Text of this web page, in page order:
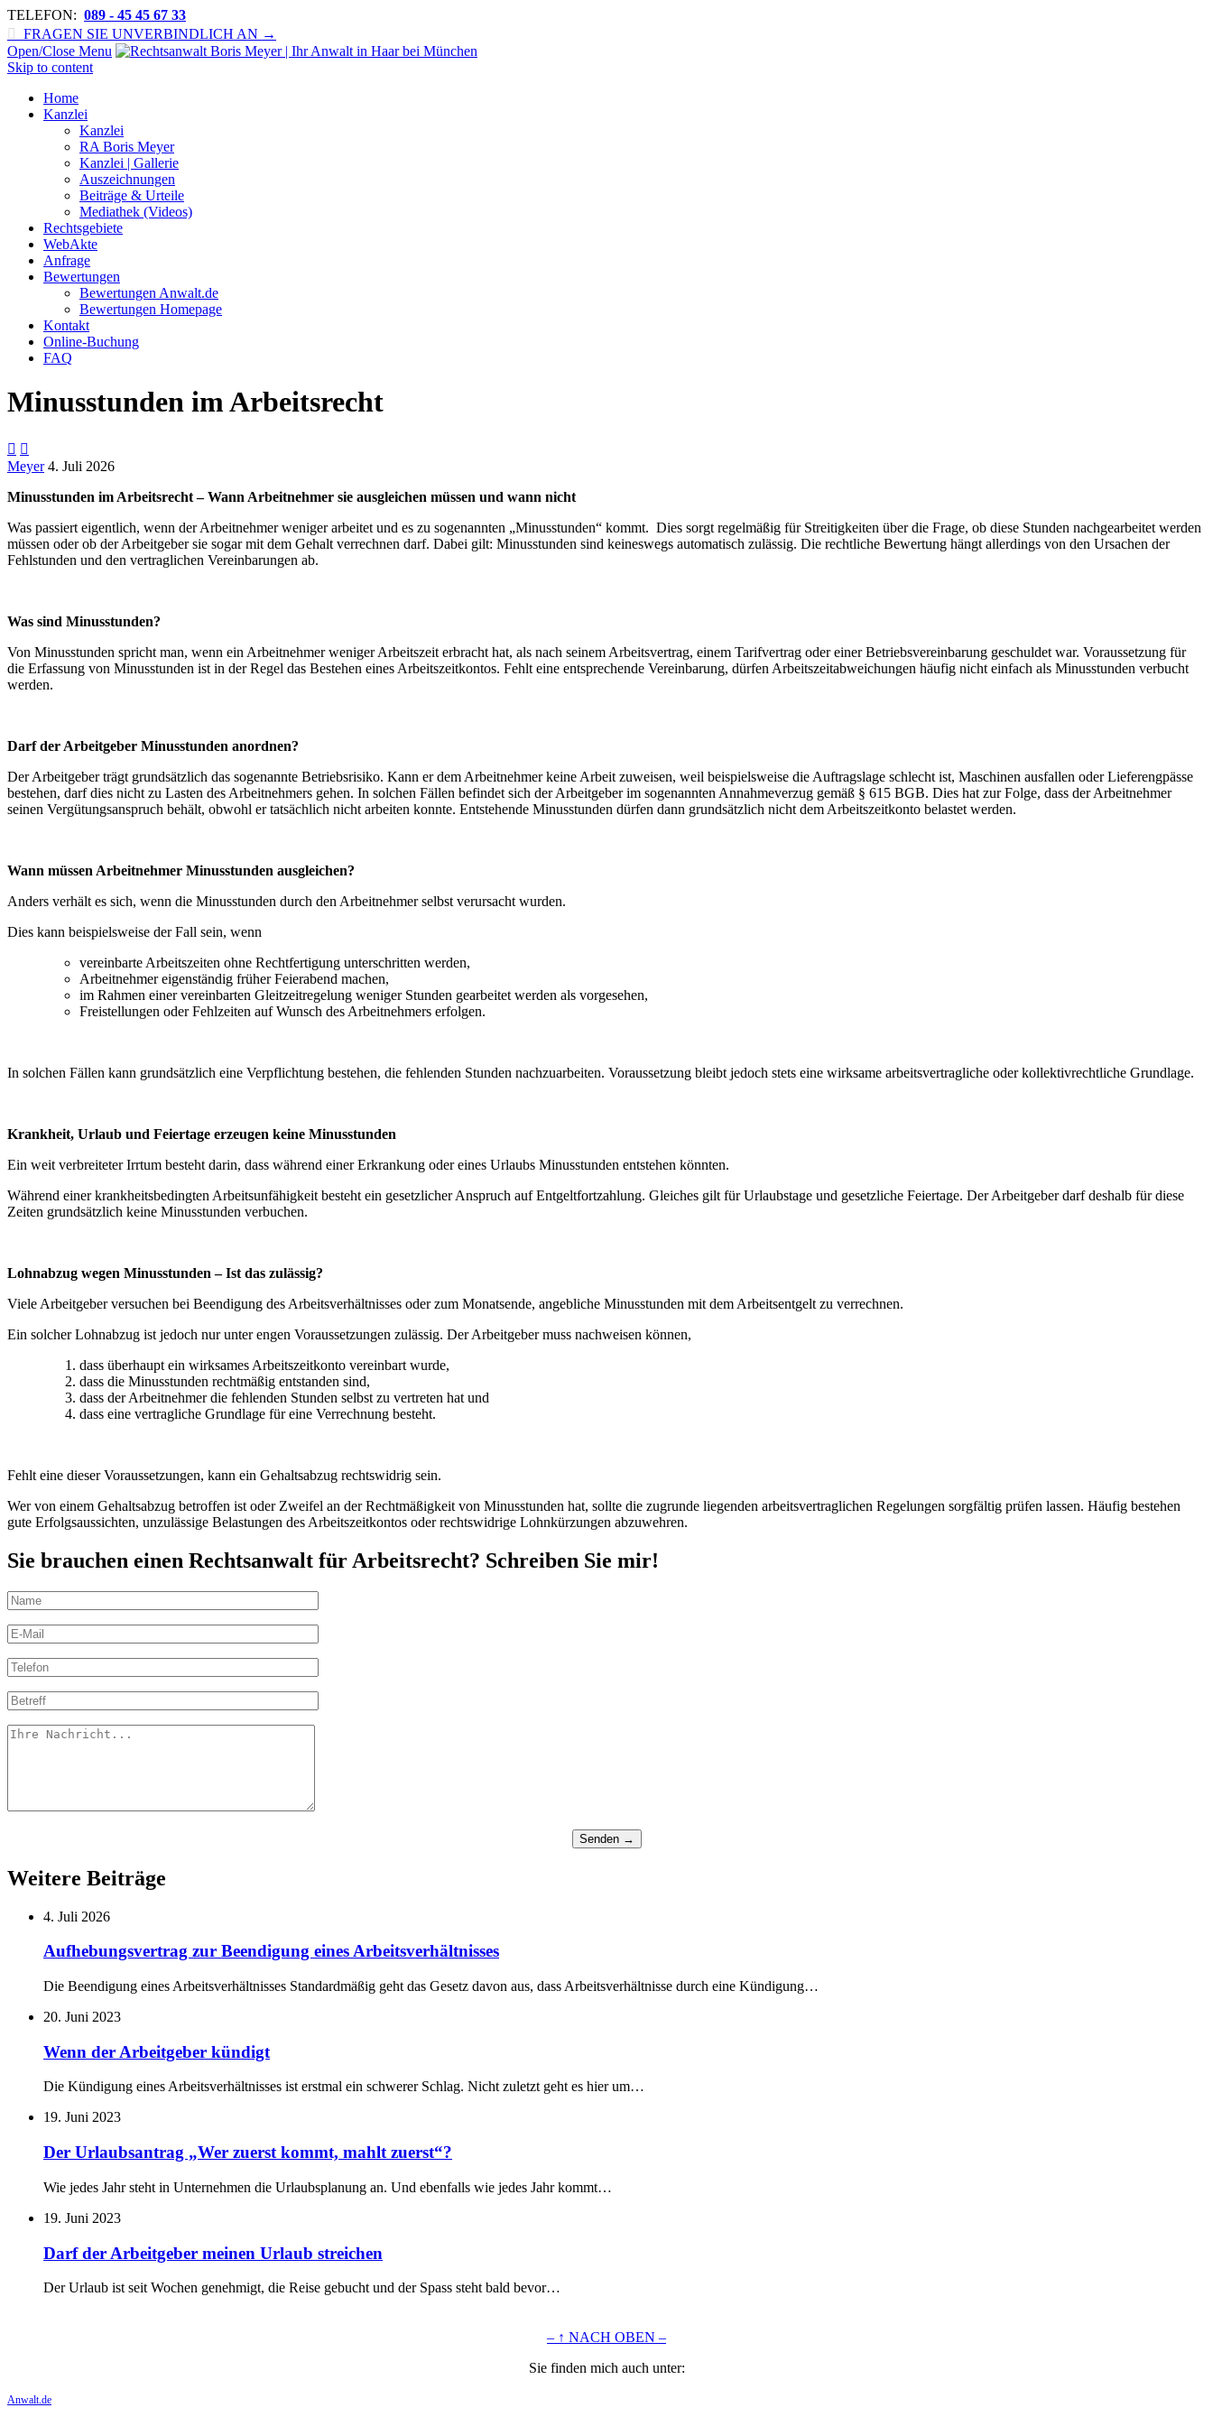
TELEFON: 089 - 45 45 67 33

FRAGEN SIE UNVERBINDLICH AN →
Open/Close Menu
Skip to content
Home
Kanzlei
Kanzlei
RA Boris Meyer
Kanzlei | Gallerie
Auszeichnungen
Beiträge & Urteile
Mediathek (Videos)
Rechtsgebiete
WebAkte
Anfrage
Bewertungen
Bewertungen Anwalt.de
Bewertungen Homepage
Kontakt
Online-Buchung
FAQ
Minusstunden im Arbeitsrecht
 
Meyer 4. Juli 2026
Minusstunden im Arbeitsrecht – Wann Arbeitnehmer sie ausgleichen müssen und wann nicht
Was passiert eigentlich, wenn der Arbeitnehmer weniger arbeitet und es zu sogenannten „Minusstunden“ kommt. Dies sorgt regelmäßig für Streitigkeiten über die Frage, ob diese Stunden nachgearbeitet werden
müssen oder ob der Arbeitgeber sie sogar mit dem Gehalt verrechnen darf. Dabei gilt: Minusstunden sind keineswegs automatisch zulässig. Die rechtliche Bewertung hängt allerdings von den Ursachen der
Fehlstunden und den vertraglichen Vereinbarungen ab.
Was sind Minusstunden?
Von Minusstunden spricht man, wenn ein Arbeitnehmer weniger Arbeitszeit erbracht hat, als nach seinem Arbeitsvertrag, einem Tarifvertrag oder einer Betriebsvereinbarung geschuldet war. Voraussetzung für
die Erfassung von Minusstunden ist in der Regel das Bestehen eines Arbeitszeitkontos. Fehlt eine entsprechende Vereinbarung, dürfen Arbeitszeitabweichungen häufig nicht einfach als Minusstunden verbucht
werden.
Darf der Arbeitgeber Minusstunden anordnen?
Der Arbeitgeber trägt grundsätzlich das sogenannte Betriebsrisiko. Kann er dem Arbeitnehmer keine Arbeit zuweisen, weil beispielsweise die Auftragslage schlecht ist, Maschinen ausfallen oder Lieferengpässe
bestehen, darf dies nicht zu Lasten des Arbeitnehmers gehen. In solchen Fällen befindet sich der Arbeitgeber im sogenannten Annahmeverzug gemäß § 615 BGB. Dies hat zur Folge, dass der Arbeitnehmer
seinen Vergütungsanspruch behält, obwohl er tatsächlich nicht arbeiten konnte. Entstehende Minusstunden dürfen dann grundsätzlich nicht dem Arbeitszeitkonto belastet werden.
Wann müssen Arbeitnehmer Minusstunden ausgleichen?
Anders verhält es sich, wenn die Minusstunden durch den Arbeitnehmer selbst verursacht wurden.
Dies kann beispielsweise der Fall sein, wenn
vereinbarte Arbeitszeiten ohne Rechtfertigung unterschritten werden,
Arbeitnehmer eigenständig früher Feierabend machen,
im Rahmen einer vereinbarten Gleitzeitregelung weniger Stunden gearbeitet werden als vorgesehen,
Freistellungen oder Fehlzeiten auf Wunsch des Arbeitnehmers erfolgen.
In solchen Fällen kann grundsätzlich eine Verpflichtung bestehen, die fehlenden Stunden nachzuarbeiten. Voraussetzung bleibt jedoch stets eine wirksame arbeitsvertragliche oder kollektivrechtliche Grundlage.
Krankheit, Urlaub und Feiertage erzeugen keine Minusstunden
Ein weit verbreiteter Irrtum besteht darin, dass während einer Erkrankung oder eines Urlaubs Minusstunden entstehen könnten.
Während einer krankheitsbedingten Arbeitsunfähigkeit besteht ein gesetzlicher Anspruch auf Entgeltfortzahlung. Gleiches gilt für Urlaubstage und gesetzliche Feiertage. Der Arbeitgeber darf deshalb für diese
Zeiten grundsätzlich keine Minusstunden verbuchen.
Lohnabzug wegen Minusstunden – Ist das zulässig?
Viele Arbeitgeber versuchen bei Beendigung des Arbeitsverhältnisses oder zum Monatsende, angebliche Minusstunden mit dem Arbeitsentgelt zu verrechnen.
Ein solcher Lohnabzug ist jedoch nur unter engen Voraussetzungen zulässig. Der Arbeitgeber muss nachweisen können,
dass überhaupt ein wirksames Arbeitszeitkonto vereinbart wurde,
dass die Minusstunden rechtmäßig entstanden sind,
dass der Arbeitnehmer die fehlenden Stunden selbst zu vertreten hat und
dass eine vertragliche Grundlage für eine Verrechnung besteht.
Fehlt eine dieser Voraussetzungen, kann ein Gehaltsabzug rechtswidrig sein.
Wer von einem Gehaltsabzug betroffen ist oder Zweifel an der Rechtmäßigkeit von Minusstunden hat, sollte die zugrunde liegenden arbeitsvertraglichen Regelungen sorgfältig prüfen lassen. Häufig bestehen
gute Erfolgsaussichten, unzulässige Belastungen des Arbeitszeitkontos oder rechtswidrige Lohnkürzungen abzuwehren.
Sie brauchen einen Rechtsanwalt für Arbeitsrecht? Schreiben Sie mir!
Weitere Beiträge
4. Juli 2026
Aufhebungsvertrag zur Beendigung eines Arbeitsverhältnisses
Die Beendigung eines Arbeitsverhältnisses Standardmäßig geht das Gesetz davon aus, dass Arbeitsverhältnisse durch eine Kündigung…
20. Juni 2023
Wenn der Arbeitgeber kündigt
Die Kündigung eines Arbeitsverhältnisses ist erstmal ein schwerer Schlag. Nicht zuletzt geht es hier um…
19. Juni 2023
Der Urlaubsantrag „Wer zuerst kommt, mahlt zuerst“?
Wie jedes Jahr steht in Unternehmen die Urlaubsplanung an. Und ebenfalls wie jedes Jahr kommt…
19. Juni 2023
Darf der Arbeitgeber meinen Urlaub streichen
Der Urlaub ist seit Wochen genehmigt, die Reise gebucht und der Spass steht bald bevor…
– ↑ NACH OBEN –
Sie finden mich auch unter:
Anwalt.de